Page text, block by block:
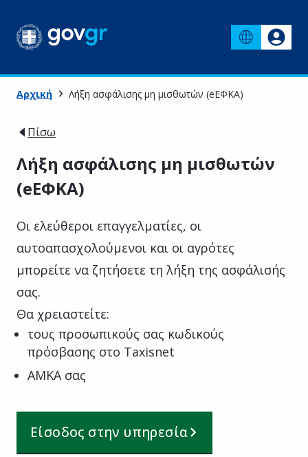
Αρχική Λήξη ασφάλισης μη μισθωτών (eΕΦΚΑ)
Πίσω
Λήξη ασφάλισης μη μισθωτών
(eΕΦΚΑ)
Οι ελεύθεροι επαγγελματίες, οι
αυτοαπασχολούμενοι και οι αγρότες
μπορείτε να ζητήσετε τη λήξη της ασφάλισής
σας.
Θα χρειαστείτε:
τους προσωπικούς σας κωδικούς
πρόσβασης στο Taxisnet
ΑΜΚΑ σας
Είσοδος στην υπηρεσία